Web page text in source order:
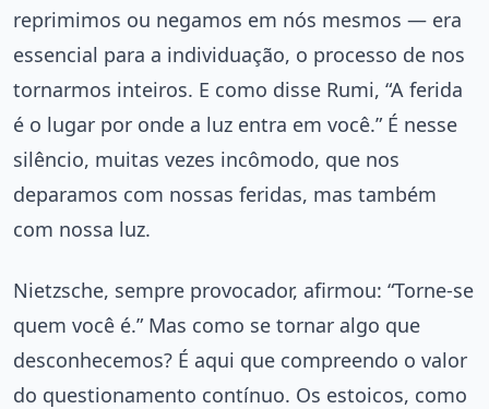
reprimimos ou negamos em nós mesmos — era
essencial para a individuação, o processo de nos
tornarmos inteiros. E como disse Rumi, “A ferida
é o lugar por onde a luz entra em você.” É nesse
silêncio, muitas vezes incômodo, que nos
deparamos com nossas feridas, mas também
com nossa luz.
Nietzsche, sempre provocador, afirmou: “Torne-se
quem você é.” Mas como se tornar algo que
desconhecemos? É aqui que compreendo o valor
do questionamento contínuo. Os estoicos, como